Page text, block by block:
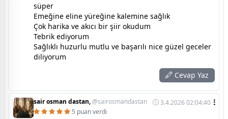
süper
Emeğine eline yüreğine kalemine sağlık
Çok harika ve akıcı bir şiir okudum
Tebrik ediyorum
Sağlıklı huzurlu mutlu ve başarılı nice güzel geceler
diliyorum
Cevap Yaz
sair osman dastan,@sairosmandastan
3.4.2026 02:04:40
5 puan verdi